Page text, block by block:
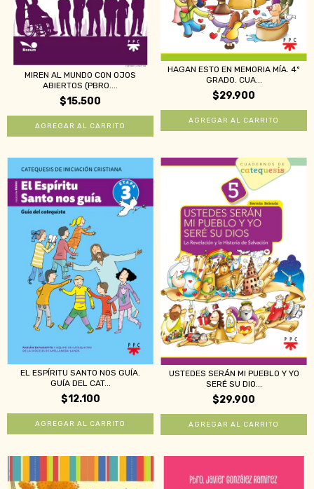
MIREN AL MUNDO CON OJOS
ABIERTOS (PBRO....
$15.500
HAGAN ESTO EN MEMORIA MÍA. 4º
GRADO. CUA...
$29.900
EL ESPÍRITU SANTO NOS GUÍA.
GUÍA DEL CAT...
$12.100
USTEDES SERÁN MI PUEBLO Y YO
SERÉ SU DIO...
$29.900